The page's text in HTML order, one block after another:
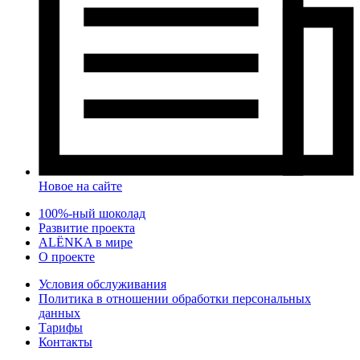
Новое на сайте
100%-ный шоколад
Развитие проекта
ALЁNKA в мире
О проекте
Условия обслуживания
Политика в отношении обработки персональных
данных
Тарифы
Контакты